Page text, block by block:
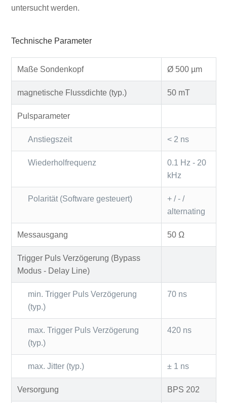
untersucht werden.
Technische Parameter
Maße Sondenkopf Ø 500 µm
magnetische Flussdichte (typ.) 50 mT
Pulsparameter
Anstiegszeit < 2 ns
Wiederholfrequenz
0.1 Hz - 20
kHz
Polarität (Software gesteuert)
+ / - /
alternating
Messausgang 50 Ω
Trigger Puls Verzögerung (Bypass
Modus - Delay Line)
min. Trigger Puls Verzögerung
(typ.)
70 ns
max. Trigger Puls Verzögerung
(typ.)
420 ns
max. Jitter (typ.) ± 1 ns
Versorgung BPS 202